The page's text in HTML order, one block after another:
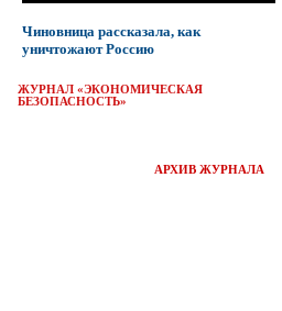
Чиновница рассказала, как
уничтожают Россию
ЖУРНАЛ «ЭКОНОМИЧЕСКАЯ
БЕЗОПАСНОСТЬ»
АРХИВ ЖУРНАЛА